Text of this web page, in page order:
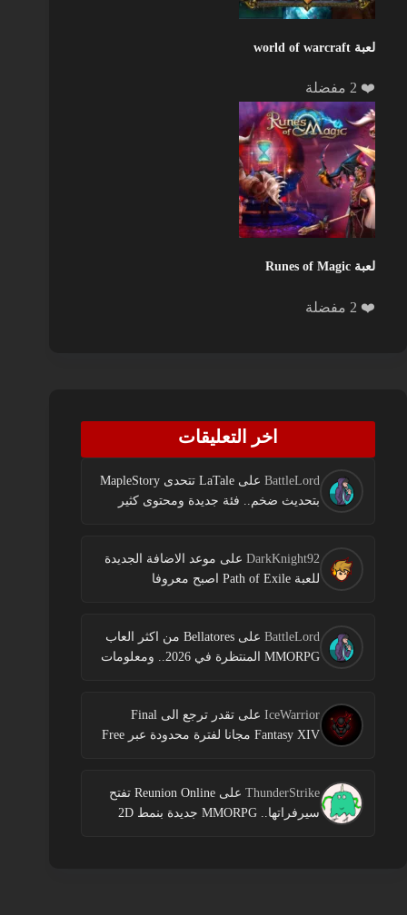
لعبة world of warcraft
❤️ 2 مفضلة
لعبة Runes of Magic
❤️ 2 مفضلة
اخر التعليقات
BattleLord على
LaTale تتحدى MapleStory
بتحديث ضخم.. فئة جديدة ومحتوى كثير
DarkKnight92 على موعد الاضافة الجديدة
للعبة Path of Exile اصبح معروفا
BattleLord على
Bellatores من اكثر العاب
MMORPG المنتظرة في 2026.. ومعلومات
IceWarrior على
تقدر ترجع الى Final
Fantasy XIV مجانا لفترة محدودة عبر Free
ThunderStrike على
Reunion Online تفتح
سيرفراتها.. MMORPG جديدة بنمط 2D